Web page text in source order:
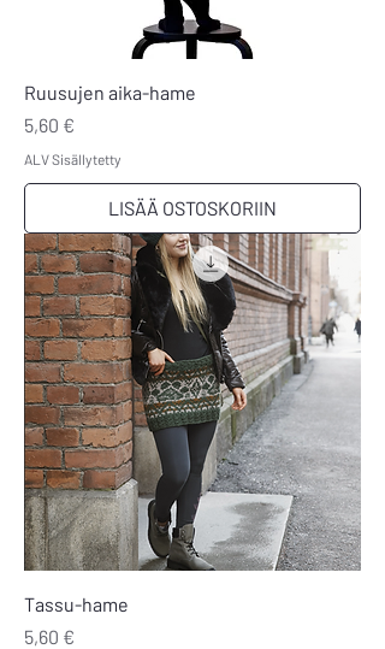
Ruusujen aika-hame
Hinta
5,60 €
ALV Sisällytetty
LISÄÄ OSTOSKORIIN
Tassu-hame
Hinta
5,60 €